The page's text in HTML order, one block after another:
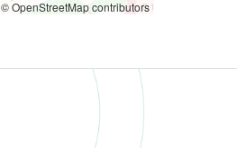
© OpenStreetMap contributors